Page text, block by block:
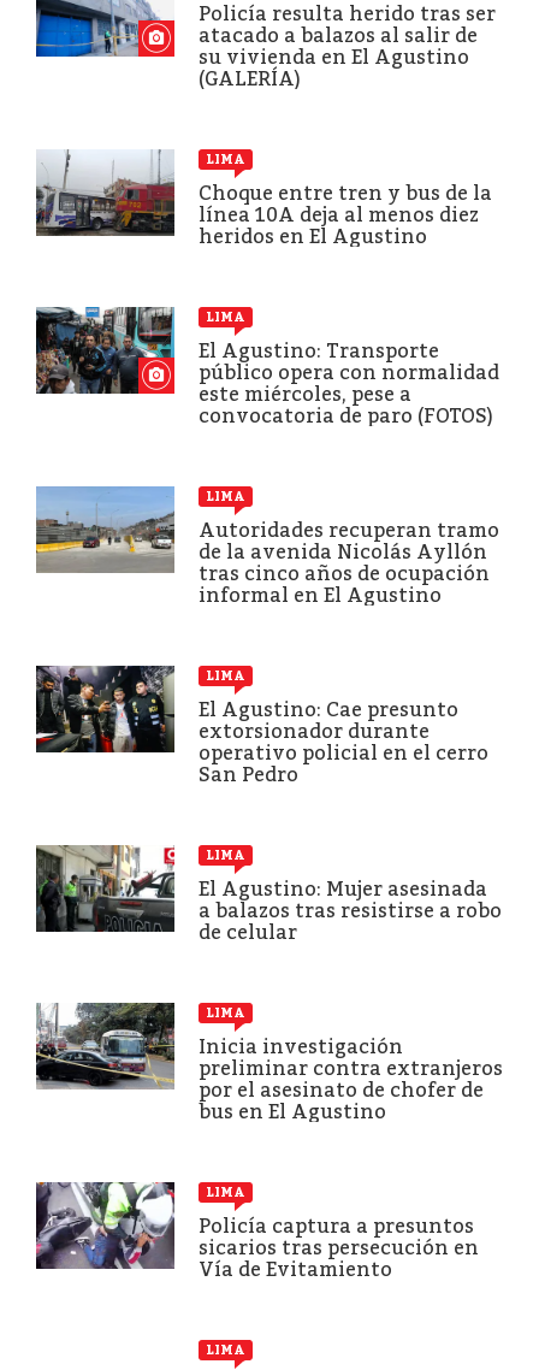
Policía resulta herido tras ser
atacado a balazos al salir de
su vivienda en El Agustino
(GALERÍA)
LIMA
Choque entre tren y bus de la
línea 10A deja al menos diez
heridos en El Agustino
LIMA
El Agustino: Transporte
público opera con normalidad
este miércoles, pese a
convocatoria de paro (FOTOS)
LIMA
Autoridades recuperan tramo
de la avenida Nicolás Ayllón
tras cinco años de ocupación
informal en El Agustino
LIMA
El Agustino: Cae presunto
extorsionador durante
operativo policial en el cerro
San Pedro
LIMA
El Agustino: Mujer asesinada
a balazos tras resistirse a robo
de celular
LIMA
Inicia investigación
preliminar contra extranjeros
por el asesinato de chofer de
bus en El Agustino
LIMA
Policía captura a presuntos
sicarios tras persecución en
Vía de Evitamiento
LIMA